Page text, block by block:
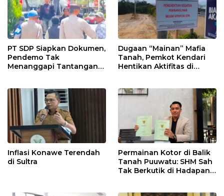
PT SDP Siapkan Dokumen,
Pendemo Tak
Menanggapi Tantangan
Dugaan “Mainan” Mafia
Tanah, Pemkot Kendari
Hentikan Aktifitas di
Inflasi Konawe Terendah
di Sultra
Permainan Kotor di Balik
Tanah Puuwatu: SHM Sah
Tak Berkutik di Hadapan